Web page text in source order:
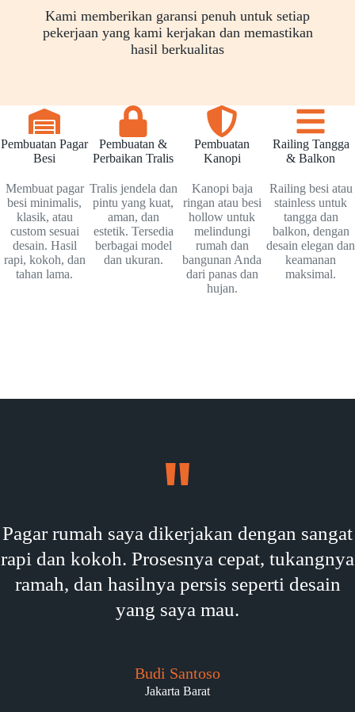
Kami memberikan garansi penuh untuk setiap
pekerjaan yang kami kerjakan dan memastikan
hasil berkualitas
Pembuatan Pagar
Besi
Membuat pagar
besi minimalis,
klasik, atau
custom sesuai
desain. Hasil
rapi, kokoh, dan
tahan lama.
Pembuatan &
Perbaikan Tralis
Tralis jendela dan
pintu yang kuat,
aman, dan
estetik. Tersedia
berbagai model
dan ukuran.
Pembuatan
Kanopi
Kanopi baja
ringan atau besi
hollow untuk
melindungi
rumah dan
bangunan Anda
dari panas dan
hujan.
Railing Tangga
& Balkon
Railing besi atau
stainless untuk
tangga dan
balkon, dengan
desain elegan dan
keamanan
maksimal.
Pagar rumah saya dikerjakan dengan sangat
rapi dan kokoh. Prosesnya cepat, tukangnya
ramah, dan hasilnya persis seperti desain
yang saya mau.
Budi Santoso
Jakarta Barat